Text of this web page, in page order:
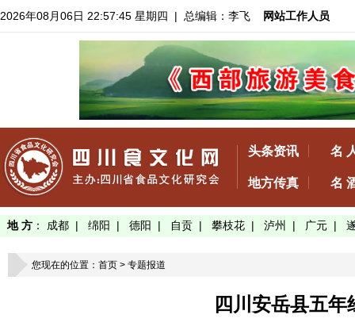
2026年08月06日 22:57:47 星期四 | 总编辑：李飞 网站工作人员
头条资讯 名
地方传真 名
地 方 ： 成都 | 绵阳 | 德阳 | 自贡 | 攀枝花 | 泸州 | 广元 |
您现在的位置： 首页 > 专题报道
四川安岳县五